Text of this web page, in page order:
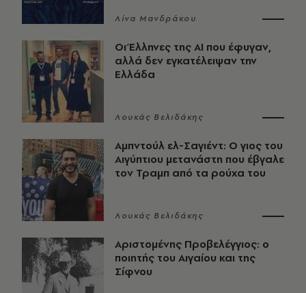
Λίνα Μανδράκου
Οι Έλληνες της ΑΙ που έφυγαν,
αλλά δεν εγκατέλειψαν την
Ελλάδα
Λουκάς Βελιδάκης
Αμπντούλ ελ-Σαγιέντ: Ο γιος του
Αιγύπτιου μετανάστη που έβγαλε
τον Τραμπ από τα ρούχα του
Λουκάς Βελιδάκης
Αριστομένης Προβελέγγιος: ο
ποιητής του Αιγαίου και της
Σίφνου